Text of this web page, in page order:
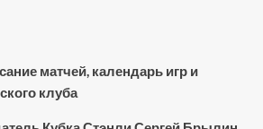
матчей, календарь игр и
клуба